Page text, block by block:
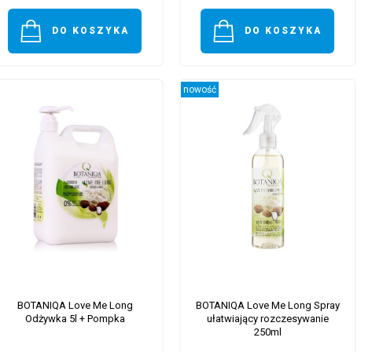
DO KOSZYKA DO KOSZYKA
BOTANIQA Love Me Long
Odżywka 5l + Pompka
BOTANIQA Love Me Long Spray
ułatwiający rozczesywanie
250ml
nowość